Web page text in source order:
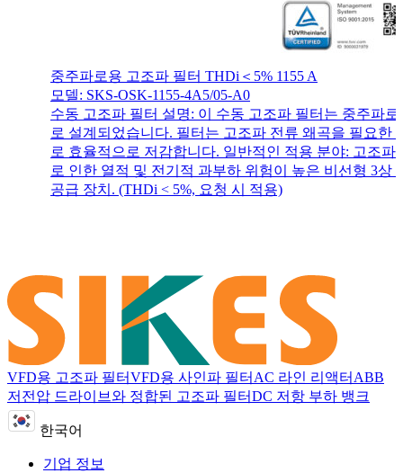
중주파로용 고조파 필터 THDi＜5% 1155 A
모델: SKS-OSK-1155-4A5/05-A0
수동 고조파 필터 설명: 이 수동 고조파 필터는 중주파로
로 설계되었습니다. 필터는 고조파 전류 왜곡을 필요한
로 효율적으로 저감합니다. 일반적인 적용 분야: 고조파
로 인한 열적 및 전기적 과부하 위험이 높은 비선형 3상
공급 장치. (THDi < 5%, 요청 시 적용)
VFD용 고조파 필터VFD용 사인파 필터 AC 라인 리액터 ABB
저전압 드라이브와 정합된 고조파 필터DC 저항 부하 뱅크
한국어
기업 정보